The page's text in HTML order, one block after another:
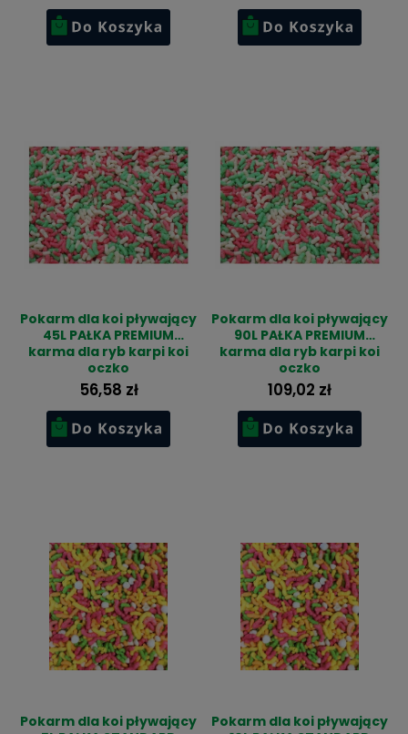
Pokarm dla koi pływający
45L PAŁKA PREMIUM
karma dla ryb karpi koi
oczko
56,58 zł
Pokarm dla koi pływający
90L PAŁKA PREMIUM
karma dla ryb karpi koi
oczko
109,02 zł
Pokarm dla koi pływający
Pokarm dla koi pływający